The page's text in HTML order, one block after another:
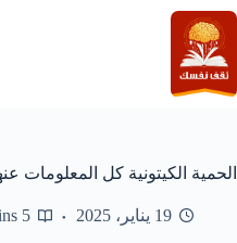
التجاوز
إلى
المحتوى
الحمية الكيتونية كل المعلومات
19 يناير، 2025 5 mins